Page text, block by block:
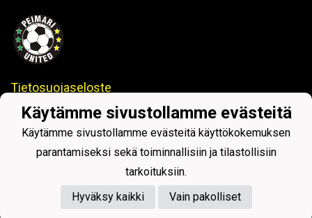
Tietosuojaseloste
Peimari United– Paimion ja Sauvon alueella toimiva
jalkapallon erikoisseura.
Käytämme sivustollamme evästeitä
Käytämme sivustollamme evästeitä käyttökokemuksen
parantamiseksi sekä toiminnallisiin ja tilastollisiin
tarkoituksiin.
Hyväksy kaikki
Vain pakolliset